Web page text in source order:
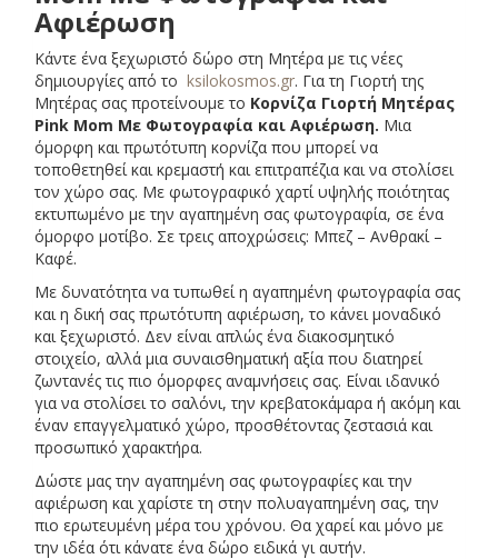
Αφιέρωση
Κάντε ένα ξεχωριστό δώρο στη Μητέρα με τις νέες
δημιουργίες από το ksilokosmos.gr. Για τη Γιορτή της
Μητέρας σας προτείνουμε το Κορνίζα Γιορτή Μητέρας
Pink Mom Με Φωτογραφία και Αφιέρωση. Μια
όμορφη και πρωτότυπη κορνίζα που μπορεί να
τοποθετηθεί και κρεμαστή και επιτραπέζια και να στολίσει
τον χώρο σας. Με φωτογραφικό χαρτί υψηλής ποιότητας
εκτυπωμένο με την αγαπημένη σας φωτογραφία, σε ένα
όμορφο μοτίβο. Σε τρεις αποχρώσεις: Μπεζ – Ανθρακί –
Καφέ.
Με δυνατότητα να τυπωθεί η αγαπημένη φωτογραφία σας
και η δική σας πρωτότυπη αφιέρωση, το κάνει μοναδικό
και ξεχωριστό. Δεν είναι απλώς ένα διακοσμητικό
στοιχείο, αλλά μια συναισθηματική αξία που διατηρεί
ζωντανές τις πιο όμορφες αναμνήσεις σας. Είναι ιδανικό
για να στολίσει το σαλόνι, την κρεβατοκάμαρα ή ακόμη και
έναν επαγγελματικό χώρο, προσθέτοντας ζεστασιά και
προσωπικό χαρακτήρα.
Δώστε μας την αγαπημένη σας φωτογραφίες και την
αφιέρωση και χαρίστε τη στην πολυαγαπημένη σας, την
πιο ερωτευμένη μέρα του χρόνου. Θα χαρεί και μόνο με
την ιδέα ότι κάνατε ένα δώρο ειδικά γι αυτήν.